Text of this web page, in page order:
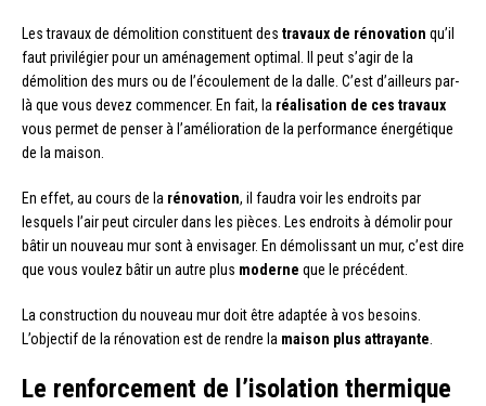
Les travaux de démolition constituent des travaux de rénovation qu’il
faut privilégier pour un aménagement optimal. Il peut s’agir de la
démolition des murs ou de l’écoulement de la dalle. C’est d’ailleurs par-
là que vous devez commencer. En fait, la réalisation de ces travaux
vous permet de penser à l’amélioration de la performance énergétique
de la maison.
En effet, au cours de la rénovation, il faudra voir les endroits par
lesquels l’air peut circuler dans les pièces. Les endroits à démolir pour
bâtir un nouveau mur sont à envisager. En démolissant un mur, c’est dire
que vous voulez bâtir un autre plus moderne que le précédent.
La construction du nouveau mur doit être adaptée à vos besoins.
L’objectif de la rénovation est de rendre la maison plus attrayante.
Le renforcement de l’isolation thermique